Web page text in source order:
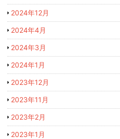
2024年12月
2024年4月
2024年3月
2024年1月
2023年12月
2023年11月
2023年2月
2023年1月